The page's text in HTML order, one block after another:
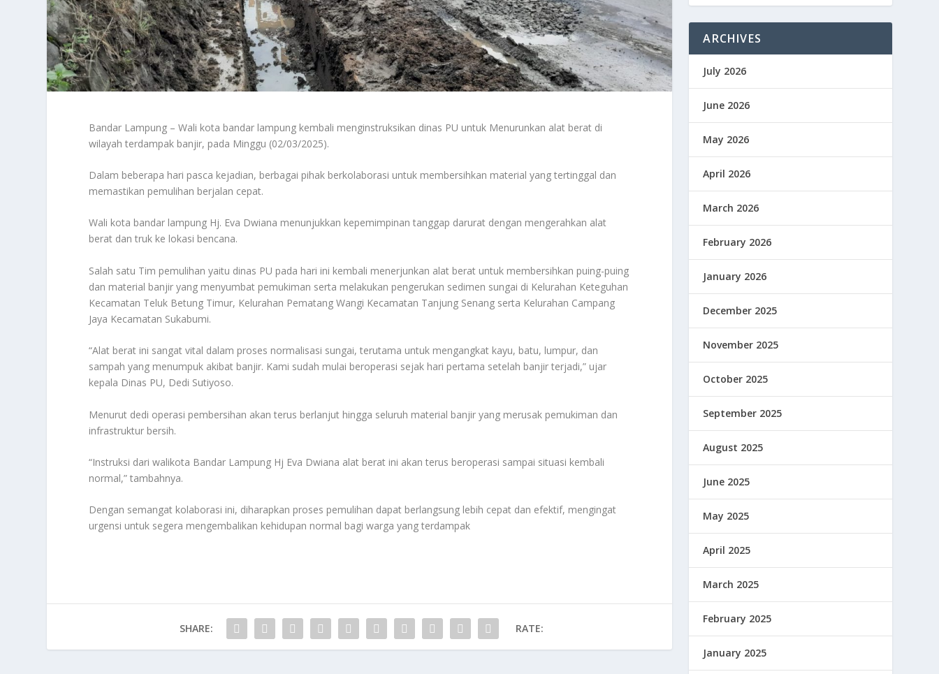
Bandar Lampung – Wali kota bandar lampung kembali menginstruksikan dinas PU untuk Menurunkan alat berat di
wilayah terdampak banjir, pada Minggu (02/03/2025).
Dalam beberapa hari pasca kejadian, berbagai pihak berkolaborasi untuk membersihkan material yang tertinggal dan
memastikan pemulihan berjalan cepat.
Wali kota bandar lampung Hj. Eva Dwiana menunjukkan kepemimpinan tanggap darurat dengan mengerahkan alat
berat dan truk ke lokasi bencana.
Salah satu Tim pemulihan yaitu dinas PU pada hari ini kembali menerjunkan alat berat untuk membersihkan puing-puing
dan material banjir yang menyumbat pemukiman serta melakukan pengerukan sedimen sungai di Kelurahan Keteguhan
Kecamatan Teluk Betung Timur, Kelurahan Pematang Wangi Kecamatan Tanjung Senang serta Kelurahan Campang
Jaya Kecamatan Sukabumi.
“Alat berat ini sangat vital dalam proses normalisasi sungai, terutama untuk mengangkat kayu, batu, lumpur, dan
sampah yang menumpuk akibat banjir. Kami sudah mulai beroperasi sejak hari pertama setelah banjir terjadi,” ujar
kepala Dinas PU, Dedi Sutiyoso.
Menurut dedi operasi pembersihan akan terus berlanjut hingga seluruh material banjir yang merusak pemukiman dan
infrastruktur bersih.
“Instruksi dari walikota Bandar Lampung Hj Eva Dwiana alat berat ini akan terus beroperasi sampai situasi kembali
normal,” tambahnya.
Dengan semangat kolaborasi ini, diharapkan proses pemulihan dapat berlangsung lebih cepat dan efektif, mengingat
urgensi untuk segera mengembalikan kehidupan normal bagi warga yang terdampak
SHARE: RATE:
ARCHIVES
July 2026
June 2026
May 2026
April 2026
March 2026
February 2026
January 2026
December 2025
November 2025
October 2025
September 2025
August 2025
June 2025
May 2025
April 2025
March 2025
February 2025
January 2025